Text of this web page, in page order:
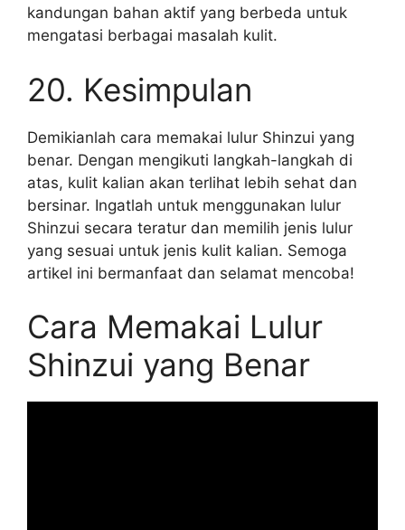
kandungan bahan aktif yang berbeda untuk
mengatasi berbagai masalah kulit.
20. Kesimpulan
Demikianlah cara memakai lulur Shinzui yang
benar. Dengan mengikuti langkah-langkah di
atas, kulit kalian akan terlihat lebih sehat dan
bersinar. Ingatlah untuk menggunakan lulur
Shinzui secara teratur dan memilih jenis lulur
yang sesuai untuk jenis kulit kalian. Semoga
artikel ini bermanfaat dan selamat mencoba!
Cara Memakai Lulur
Shinzui yang Benar